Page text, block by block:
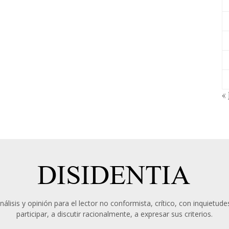
«
y opinión para el lector no conformista, crítico, con
participar, a discutir racionalmente, a expresar sus criterios.